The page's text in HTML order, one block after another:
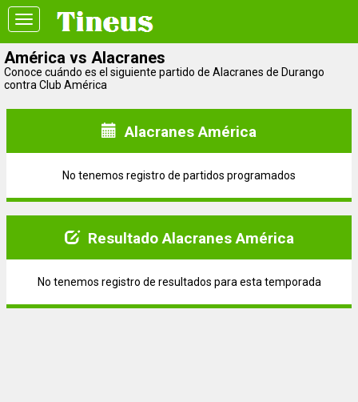
Toggle
navigation
América vs Alacranes
Conoce cuándo es el siguiente partido de Alacranes de Durango
contra Club América
Alacranes América
No tenemos registro de partidos programados
Resultado Alacranes América
No tenemos registro de resultados para esta temporada